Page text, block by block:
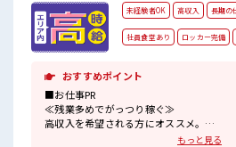
未経験者OK 高収入 長期の
社員食堂あり ロッカー完備
おすすめポイント
■お仕事PR
≪残業多めでがっつり稼ぐ≫
高収入を希望される方にオススメ。
残業は月20時間以上あります♪もっと見る